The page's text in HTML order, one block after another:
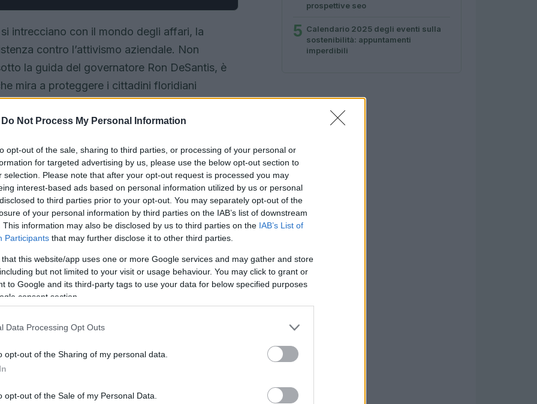
Do Not Process My Personal Information
opt-out of the sale, sharing to third parties, or processing of your personal or
for targeted advertising by us, please use the below opt-out section to
selection. Please note that after your opt-out request is processed you may
interest-based ads based on personal information utilized by us or personal
to third parties prior to your opt-out. You may separately opt-out of the
of your personal information by third parties on the IAB’s list of downstream
This information may also be disclosed by us to third parties on the IAB’s List of
Participants that may further disclose it to other third parties.
that this website/app uses one or more Google services and may gather and store
but not limited to your visit or usage behaviour. You may click to grant or
to Google and its third-party tags to use your data for below specified purposes
consent section.
Data Processing Opt Outs
opt-out of the Sharing of my personal data.
opt-out of the Sale of my Personal Data.
intrecciano con il mondo degli affari, la
contro l’attivismo aziendale. Non
la guida del governatore Ron DeSantis, è
mira a proteggere i cittadini floridiani
sociale e di governance). Questo
una preoccupazione locale, ma un segnale
Cosa significa davvero tutto questo per i
insieme!
prospettive seo
5 Calendario 2025 degli eventi sulla
sostenibilità: appuntamenti
imperdibili